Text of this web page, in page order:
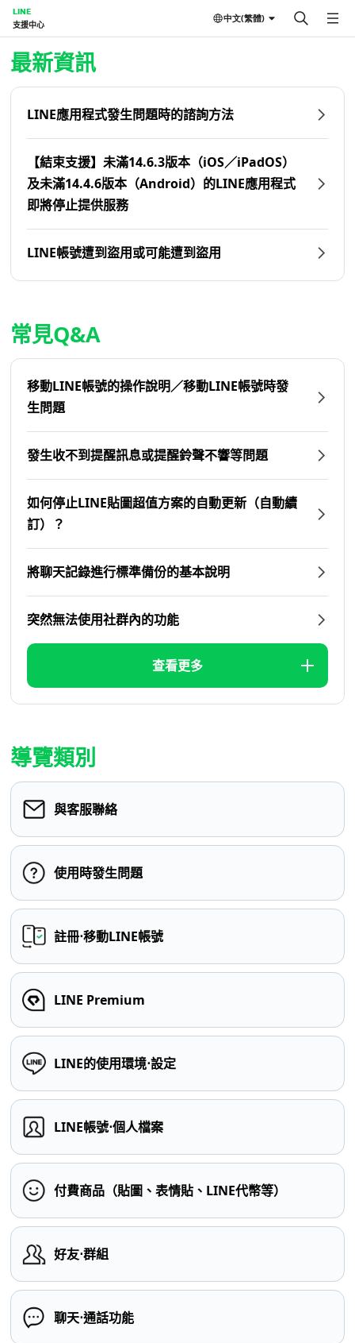
LINE
支援中心
中文(繁體)
首頁 | LINE支援中心
最新資訊
LINE應用程式發生問題時的諮詢方法
【結束支援】未滿14.6.3版本（iOS／iPadOS）
及未滿14.4.6版本（Android）的LINE應用程式
即將停止提供服務
LINE帳號遭到盜用或可能遭到盜用
常見Q&A
移動LINE帳號的操作說明／移動LINE帳號時發
生問題
發生收不到提醒訊息或提醒鈴聲不響等問題
如何停止LINE貼圖超值方案的自動更新（自動續
訂）？
將聊天記錄進行標準備份的基本說明
突然無法使用社群內的功能
查看更多
導覽類別
與客服聯絡
使用時發生問題
註冊⋅移動LINE帳號
LINE Premium
LINE的使用環境⋅設定
LINE帳號⋅個人檔案
付費商品（貼圖、表情貼、LINE代幣等）
好友⋅群組
聊天⋅通話功能